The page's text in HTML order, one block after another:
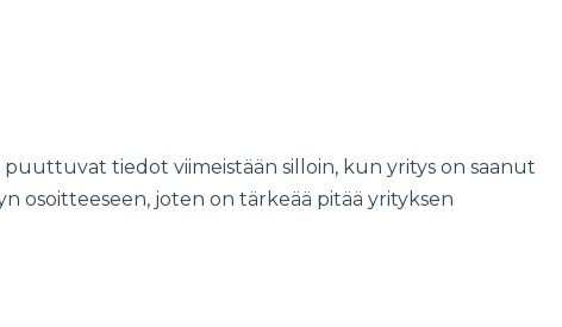
tiedot viimeistään silloin, kun yritys on saanut
osoitteeseen, joten on tärkeää pitää yrityksen